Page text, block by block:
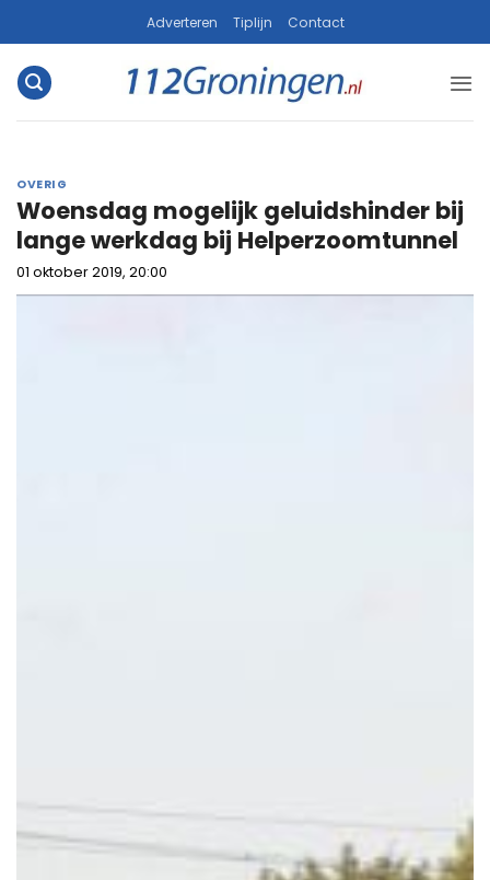
naar
inhoud
Adverteren Tiplijn Contact
OVERIG
Woensdag mogelijk geluidshinder bij
lange werkdag bij Helperzoomtunnel
01 oktober 2019, 20:00